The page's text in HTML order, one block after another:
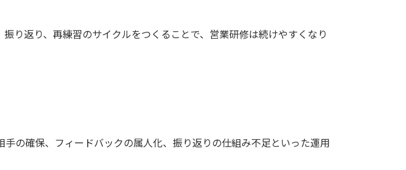
り返り、再練習のサイクルをつくることで、営業研修は続けやすくなり
の確保、フィードバックの属人化、振り返りの仕組み不足といった運用